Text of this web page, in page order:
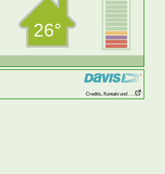
26°
Credits, Kontakt und . . .